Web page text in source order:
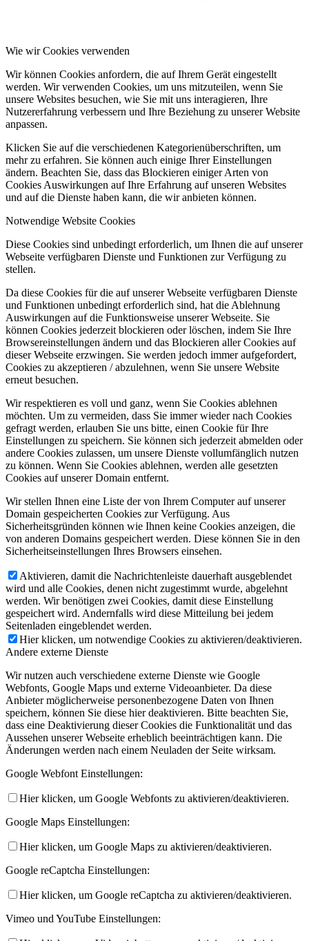
Wie wir Cookies verwenden
Wir können Cookies anfordern, die auf Ihrem Gerät eingestellt
werden. Wir verwenden Cookies, um uns mitzuteilen, wenn Sie
unsere Websites besuchen, wie Sie mit uns interagieren, Ihre
Nutzererfahrung verbessern und Ihre Beziehung zu unserer Website
anpassen.
Klicken Sie auf die verschiedenen Kategorienüberschriften, um
mehr zu erfahren. Sie können auch einige Ihrer Einstellungen
ändern. Beachten Sie, dass das Blockieren einiger Arten von
Cookies Auswirkungen auf Ihre Erfahrung auf unseren Websites
und auf die Dienste haben kann, die wir anbieten können.
Notwendige Website Cookies
Diese Cookies sind unbedingt erforderlich, um Ihnen die auf unserer
Webseite verfügbaren Dienste und Funktionen zur Verfügung zu
stellen.
Da diese Cookies für die auf unserer Webseite verfügbaren Dienste
und Funktionen unbedingt erforderlich sind, hat die Ablehnung
Auswirkungen auf die Funktionsweise unserer Webseite. Sie
können Cookies jederzeit blockieren oder löschen, indem Sie Ihre
Browsereinstellungen ändern und das Blockieren aller Cookies auf
dieser Webseite erzwingen. Sie werden jedoch immer aufgefordert,
Cookies zu akzeptieren / abzulehnen, wenn Sie unsere Website
erneut besuchen.
Wir respektieren es voll und ganz, wenn Sie Cookies ablehnen
möchten. Um zu vermeiden, dass Sie immer wieder nach Cookies
gefragt werden, erlauben Sie uns bitte, einen Cookie für Ihre
Einstellungen zu speichern. Sie können sich jederzeit abmelden oder
andere Cookies zulassen, um unsere Dienste vollumfänglich nutzen
zu können. Wenn Sie Cookies ablehnen, werden alle gesetzten
Cookies auf unserer Domain entfernt.
Wir stellen Ihnen eine Liste der von Ihrem Computer auf unserer
Domain gespeicherten Cookies zur Verfügung. Aus
Sicherheitsgründen können wie Ihnen keine Cookies anzeigen, die
von anderen Domains gespeichert werden. Diese können Sie in den
Sicherheitseinstellungen Ihres Browsers einsehen.
Aktivieren, damit die Nachrichtenleiste dauerhaft ausgeblendet
wird und alle Cookies, denen nicht zugestimmt wurde, abgelehnt
werden. Wir benötigen zwei Cookies, damit diese Einstellung
gespeichert wird. Andernfalls wird diese Mitteilung bei jedem
Seitenladen eingeblendet werden.
Hier klicken, um notwendige Cookies zu aktivieren/deaktivieren.
Andere externe Dienste
Wir nutzen auch verschiedene externe Dienste wie Google
Webfonts, Google Maps und externe Videoanbieter. Da diese
Anbieter möglicherweise personenbezogene Daten von Ihnen
speichern, können Sie diese hier deaktivieren. Bitte beachten Sie,
dass eine Deaktivierung dieser Cookies die Funktionalität und das
Aussehen unserer Webseite erheblich beeinträchtigen kann. Die
Änderungen werden nach einem Neuladen der Seite wirksam.
Google Webfont Einstellungen:
Hier klicken, um Google Webfonts zu aktivieren/deaktivieren.
Google Maps Einstellungen:
Hier klicken, um Google Maps zu aktivieren/deaktivieren.
Google reCaptcha Einstellungen:
Hier klicken, um Google reCaptcha zu aktivieren/deaktivieren.
Vimeo und YouTube Einstellungen: